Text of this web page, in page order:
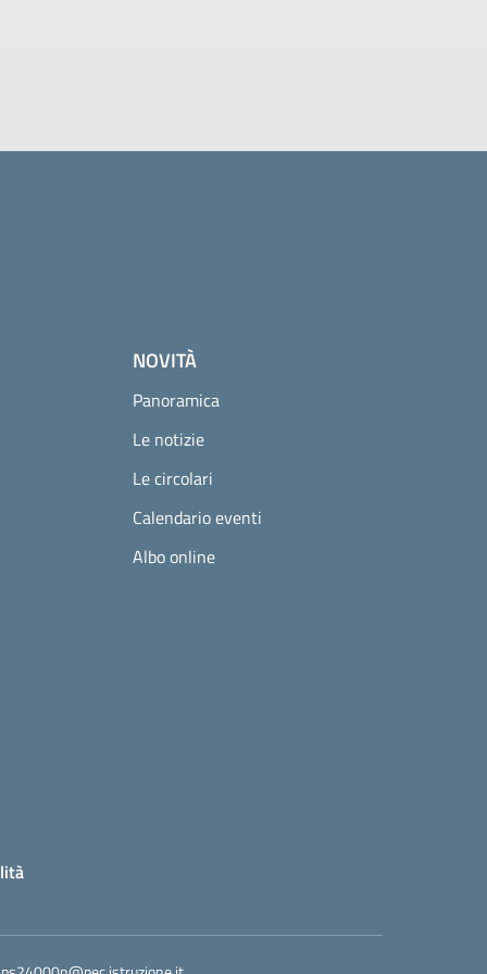
NOVITÀ
Panoramica
Le notizie
Le circolari
Calendario eventi
Albo online